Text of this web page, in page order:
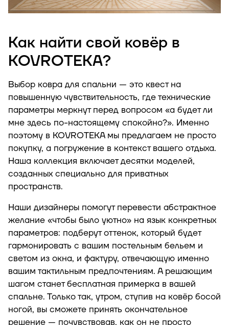
Как найти свой ковёр в
KOVROTEKA?
Выбор ковра для спальни — это квест на
повышенную чувствительность, где технические
параметры меркнут перед вопросом «а будет ли
мне здесь по-настоящему спокойно?». Именно
поэтому в KOVROTEKA мы предлагаем не просто
покупку, а погружение в контекст вашего отдыха.
Наша коллекция включает десятки моделей,
созданных специально для приватных
пространств.
Наши дизайнеры помогут перевести абстрактное
желание «чтобы было уютно» на язык конкретных
параметров: подберут оттенок, который будет
гармонировать с вашим постельным бельем и
светом из окна, и фактуру, отвечающую именно
вашим тактильным предпочтениям. А решающим
шагом станет бесплатная примерка в вашей
спальне. Только так, утром, ступив на ковёр босой
ногой, вы сможете принять окончательное
решение — почувствовав, как он не просто